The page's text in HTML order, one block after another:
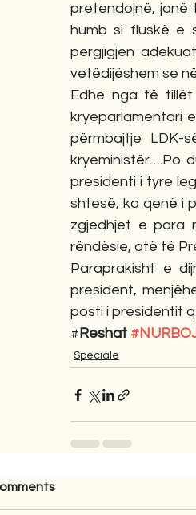
pretendojnë, janë
humb si fluskë e
pergjigjen
vetëdijëshem se
Edhe nga të
kryeparlamentari
përmbajtje LDK-
kryeministër….Po
presidenti i tyre
shtesë, ka qenë i
zgjedhjet e para
rëndësie, atë të
Paraprakisht e
president,
posti i presidentit
#Reshat
Speciale